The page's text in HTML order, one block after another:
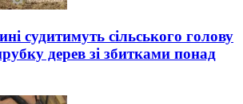
судитимуть сільського голову
дерев зі збитками понад